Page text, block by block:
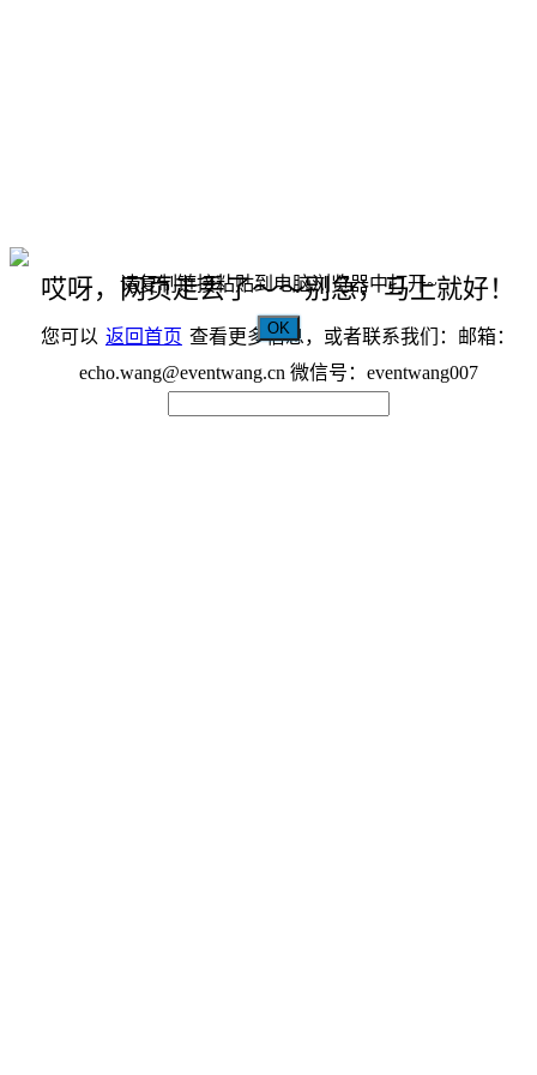
哎呀，网页走丢了～～别急，马上就好！
您可以 返回首页 查看更多信息，或者联系我们：邮箱：
echo.wang@eventwang.cn 微信号：eventwang007
请复制链接粘贴到电脑浏览器中打开~
OK